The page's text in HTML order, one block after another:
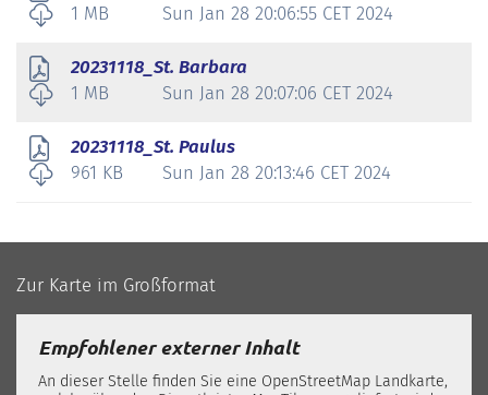
1 MB
Sun Jan 28 20:06:55 CET 2024
20231118_St. Barbara
1 MB
Sun Jan 28 20:07:06 CET 2024
20231118_St. Paulus
961 KB
Sun Jan 28 20:13:46 CET 2024
Zur Karte im Großformat
Empfohlener externer Inhalt
An dieser Stelle finden Sie eine OpenStreetMap Landkarte,